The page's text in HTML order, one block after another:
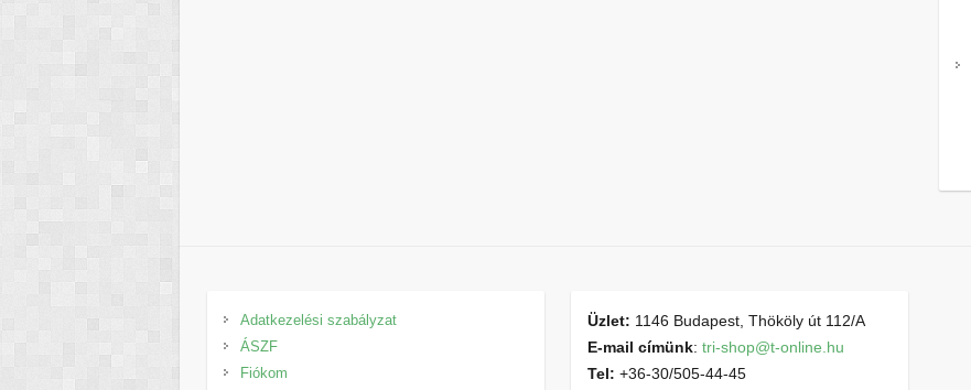
Adatkezelési szabályzat
ÁSZF
Fiókom
Üzlet: 1146 Budapest, Thököly út 112/A
E-mail címünk:tri-shop@t-online.hu
Tel: +36-30/505-44-45